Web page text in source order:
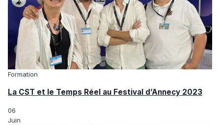
Formation
La CST et le Temps Réel au Festival d’Annecy 2023
06
Juin